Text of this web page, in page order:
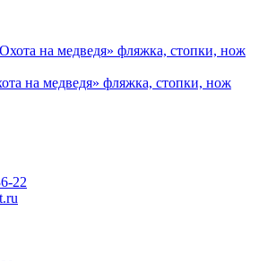
на медведя» фляжка, стопки, нож
22